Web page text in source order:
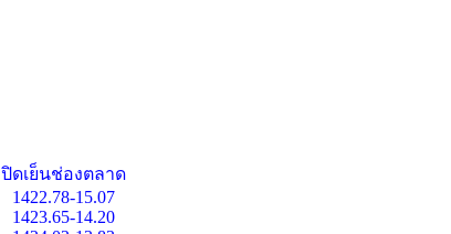
ปิดเย็นช่องตลาด
1422.78-15.07
1423.65-14.20